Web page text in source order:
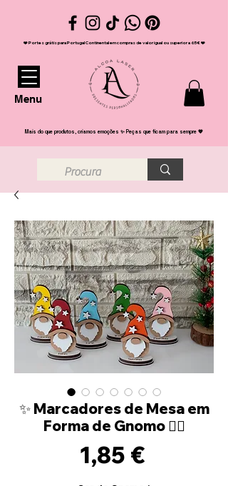
❤️ Portes grátis para Portugal Continental em compras de valor igual ou superior a 65€ ❤️
Menu
Mais do que produtos, criamos emoções ✨ Peças que ficam para sempre 💖
✨ Marcadores de Mesa em
Forma de Gnomo 🧙‍♂️
1,85 €